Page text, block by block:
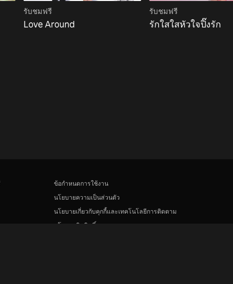
รับชมฟรี
Love Around
รับชมฟรี
รักใสใสหัวใจปิ๊งรัก
ข้อกำหนดการใช้งาน
นโยบายความเป็นส่วนตัว
นโยบายเกี่ยวกับคุกกี้และเทคโนโลยีการติดตาม
นโยบายลิขสิทธิ์